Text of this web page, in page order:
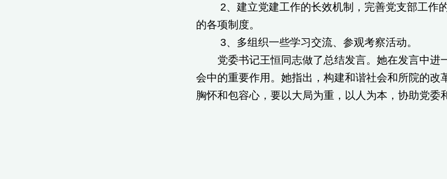
2、建立党建工作的长效机制，完善党支部工作的
的各项制度。
3、多组织一些学习交流、参观考察活动。
党委书记王恒同志做了总结发言。她在发言中进
会中的重要作用。她指出，构建和谐社会和所院的
胸怀和包容心，要以大局为重，以人为本，协助党委